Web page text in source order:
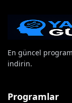
En güncel
indirin.
Programlar